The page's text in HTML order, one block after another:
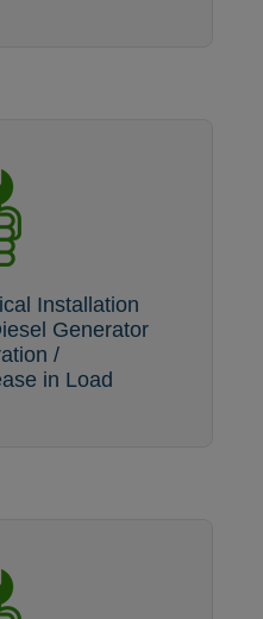
Installation
Generator
/
in Load